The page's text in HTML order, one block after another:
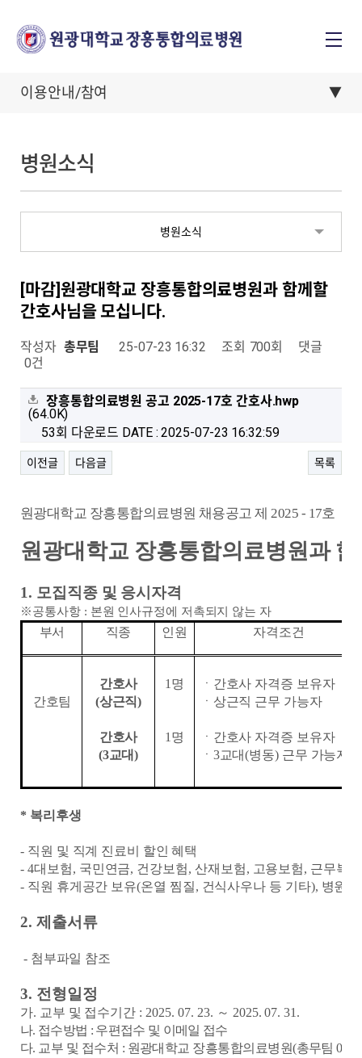
이용안내/참여
병원소식
병원소식
[마감]원광대학교 장흥통합의료병원과 함께할
간호사님을 모십니다.
작성자 총무팀 25-07-23 16:32 조회 700회
댓글
0건
장흥통합의료병원 공고 2025-17호 간호사.hwp
(64.0K)
53회 다운로드 DATE : 2025-07-23 16:32:59
이전글 다음글 목록
원광대학교 장흥통합의료병원 채용공고 제2025 - 17호
원광대학교 장흥통합의료병원과 함
1. 모집직종 및 응시자격
※공통사항: 본원 인사규정에 저촉되지 않는 자
부서 직종 인원 자격조건
간호팀
간호사
(상근직)
간호사
(3교대)
1 명
1명
ㆍ간호사 자격증 보유자
ㆍ상근직 근무 가능자
ㆍ간호사 자격증 보유자
ㆍ3교대(병동) 근무 가능자
* 복리후생
- 직원 및 직계 진료비 할인 혜택
- 4대보험, 국민연금, 건강보험, 산재보험, 고용보험, 근무복
- 직원 휴게공간 보유(온열 찜질, 건식사우나 등 기타), 병원
2. 제출서류
- 첨부파일 참조
3. 전형일정
가. 교부 및 접수기간 : 2025. 07. 23. ～ 2025. 07. 31.
나. 접수방법 : 우편접수 및 이메일 접수
다. 교부 및 접수처 : 원광대학교 장흥통합의료병원(총무팀061-